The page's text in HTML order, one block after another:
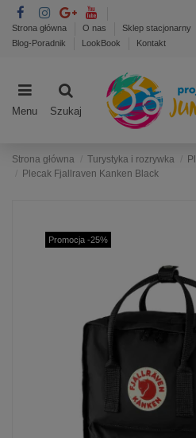
Strona główna O nas Sklep stacjonarny
Blog-Poradnik
LookBook Kontakt
Menu Szukaj
Strona główna Turystyka i rozrywka
Plecak Fjallraven Kanken Black
Promocja -25%